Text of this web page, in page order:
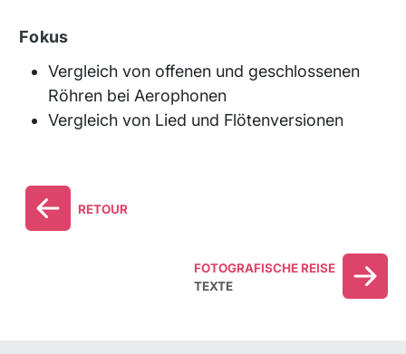
Fokus
Vergleich von offenen und geschlossenen
Röhren bei Aerophonen
Vergleich von Lied und Flötenversionen
RETOUR
FOTOGRAFISCHE REISE
TEXTE